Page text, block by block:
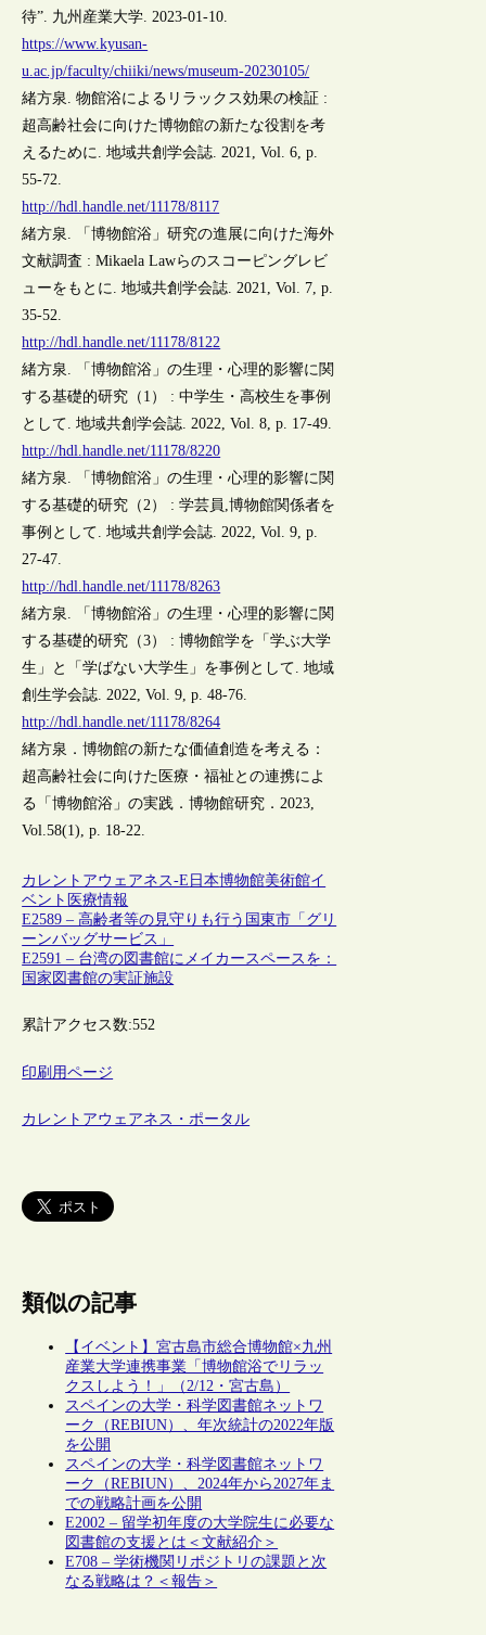
待”. 九州産業大学. 2023-01-10.
https://www.kyusan-
u.ac.jp/faculty/chiiki/news/museum-20230105/
緒方泉. 物館浴によるリラックス効果の検証 :
超高齢社会に向けた博物館の新たな役割を考
えるために. 地域共創学会誌. 2021, Vol. 6, p.
55-72.
http://hdl.handle.net/11178/8117
緒方泉. 「博物館浴」研究の進展に向けた海外
文献調査 : Mikaela Lawらのスコーピングレビ
ューをもとに. 地域共創学会誌. 2021, Vol. 7, p.
35-52.
http://hdl.handle.net/11178/8122
緒方泉. 「博物館浴」の生理・心理的影響に関
する基礎的研究（1） : 中学生・高校生を事例
として. 地域共創学会誌. 2022, Vol. 8, p. 17-49.
http://hdl.handle.net/11178/8220
緒方泉. 「博物館浴」の生理・心理的影響に関
する基礎的研究（2） : 学芸員,博物館関係者を
事例として. 地域共創学会誌. 2022, Vol. 9, p.
27-47.
http://hdl.handle.net/11178/8263
緒方泉. 「博物館浴」の生理・心理的影響に関
する基礎的研究（3） : 博物館学を「学ぶ大学
生」と「学ばない大学生」を事例として. 地域
創生学会誌. 2022, Vol. 9, p. 48-76.
http://hdl.handle.net/11178/8264
緒方泉．博物館の新たな価値創造を考える：
超高齢社会に向けた医療・福祉との連携によ
る「博物館浴」の実践．博物館研究．2023,
Vol.58(1), p. 18-22.
カレントアウェアネス-E 日本博物館美術館イ
ベント 医療情報
E2589 – 高齢者等の見守りも行う国東市「グリ
ーンバッグサービス」
E2591 – 台湾の図書館にメイカースペースを：
国家図書館の実証施設
累計アクセス数:552
印刷用ページ
カレントアウェアネス・ポータル
類似の記事
【イベント】宮古島市総合博物館×九州
産業大学連携事業「博物館浴でリラッ
クスしよう！」（2/12・宮古島）
スペインの大学・科学図書館ネットワ
ーク（REBIUN）、年次統計の2022年版
を公開
スペインの大学・科学図書館ネットワ
ーク（REBIUN）、2024年から2027年ま
での戦略計画を公開
E2002 – 留学初年度の大学院生に必要な
図書館の支援とは＜文献紹介＞
E708 – 学術機関リポジトリの課題と次
なる戦略は？＜報告＞